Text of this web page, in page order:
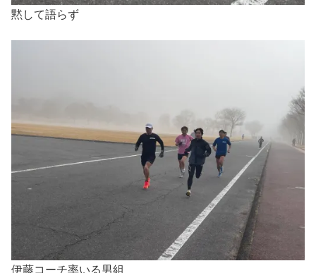
黙して語らず
伊藤コーチ率いる男組